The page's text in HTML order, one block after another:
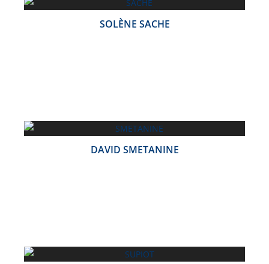
SOLÈNE SACHE
DAVID SMETANINE